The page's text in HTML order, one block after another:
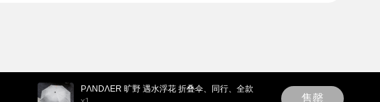
售罄
PΛNDΛER 旷野 遇水浮花 折叠伞、同行、全款